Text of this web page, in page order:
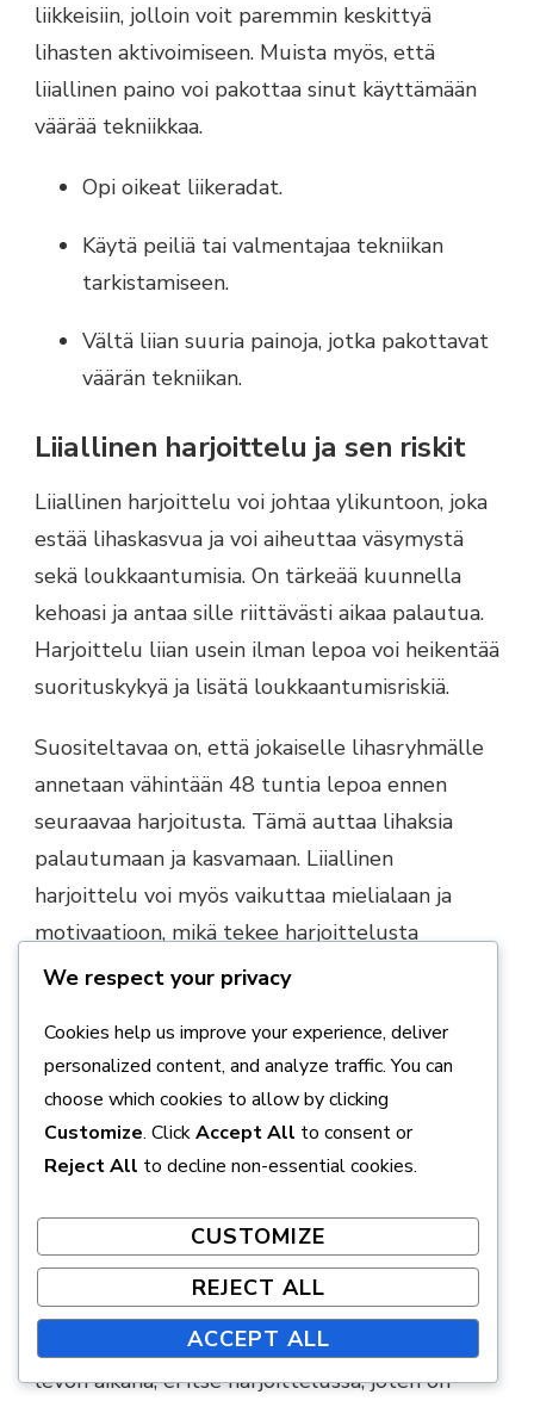
liikkeisiin, jolloin voit paremmin keskittyä
lihasten aktivoimiseen. Muista myös, että
liiallinen paino voi pakottaa sinut käyttämään
väärää tekniikkaa.
Opi oikeat liikeradat.
Käytä peiliä tai valmentajaa tekniikan
tarkistamiseen.
Vältä liian suuria painoja, jotka pakottavat
väärän tekniikan.
Liiallinen harjoittelu ja sen riskit
Liiallinen harjoittelu voi johtaa ylikuntoon, joka
estää lihaskasvua ja voi aiheuttaa väsymystä
sekä loukkaantumisia. On tärkeää kuunnella
kehoasi ja antaa sille riittävästi aikaa palautua.
Harjoittelu liian usein ilman lepoa voi heikentää
suorituskykyä ja lisätä loukkaantumisriskiä.
Suositeltavaa on, että jokaiselle lihasryhmälle
annetaan vähintään 48 tuntia lepoa ennen
seuraavaa harjoitusta. Tämä auttaa lihaksia
palautumaan ja kasvamaan. Liiallinen
harjoittelu voi myös vaikuttaa mielialaan ja
motivaatioon, mikä tekee harjoittelusta
vähemmän nautittavaa.
Anna lihaksille riittävästi aikaa palautua.
Harjoittele eri lihasryhmiä eri päivinä.
Kuuntele kehoasi ja vältä ylikuntoa.
Riittämätön palautuminen ja sen
vaikutukset
Riittämätön palautuminen on yksi suurimmista
esteistä lihaskasvulle. Lihasten kasvu tapahtuu
levon aikana, ei itse harjoittelussa, joten on
We respect your privacy
Cookies help us improve your experience, deliver
personalized content, and analyze traffic. You can
choose which cookies to allow by clicking
Customize. ClickAccept All to consent or
Reject All to decline non-essential cookies.
CUSTOMIZE
REJECT ALL
ACCEPT ALL